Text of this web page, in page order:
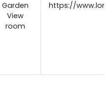
Garden
View
room
https://